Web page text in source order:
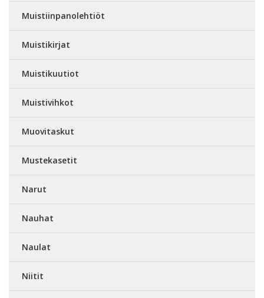
Muistiinpanolehtiöt
Muistikirjat
Muistikuutiot
Muistivihkot
Muovitaskut
Mustekasetit
Narut
Nauhat
Naulat
Niitit